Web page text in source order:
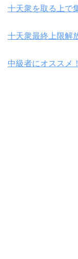
十天衆を取る上で
十天衆最終上限解
中級者にオススメ